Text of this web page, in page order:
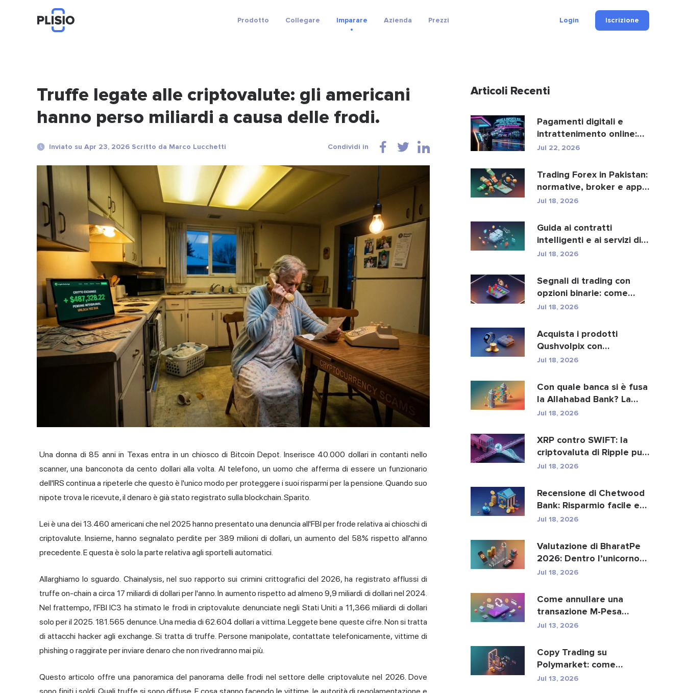
Prodotto Collegare Imparare Azienda Prezzi Login Iscrizione
Truffe legate alle criptovalute: gli americani
hanno perso miliardi a causa delle frodi.
Inviato su Apr 23, 2026 Scritto da Marco Lucchetti Condividi in
Una donna di 85 anni in Texas entra in un chiosco di Bitcoin Depot. Inserisce 40.000 dollari in contanti nello
scanner, una banconota da cento dollari alla volta. Al telefono, un uomo che afferma di essere un funzionario
dell'IRS continua a ripeterle che questo è l'unico modo per proteggere i suoi risparmi per la pensione. Quando suo
nipote trova le ricevute, il denaro è già stato registrato sulla blockchain. Sparito.
Lei è una dei 13.460 americani che nel 2025 hanno presentato una denuncia all'FBI per frode relativa ai chioschi di
criptovalute. Insieme, hanno segnalato perdite per 389 milioni di dollari, un aumento del 58% rispetto all'anno
precedente. E questa è solo la parte relativa agli sportelli automatici.
Allarghiamo lo sguardo. Chainalysis, nel suo rapporto sui crimini crittografici del 2026, ha registrato afflussi di
truffe on-chain a circa 17 miliardi di dollari per l'anno. In aumento rispetto ad almeno 9,9 miliardi di dollari nel 2024.
Nel frattempo, l'FBI IC3 ha stimato le frodi in criptovalute denunciate negli Stati Uniti a 11,366 miliardi di dollari
solo per il 2025. 181.565 denunce. Una media di 62.604 dollari a vittima. Leggete bene queste cifre. Non si tratta
di attacchi hacker agli exchange. Si tratta di truffe. Persone manipolate, contattate telefonicamente, vittime di
phishing o raggirate per inviare denaro che non rivedranno mai più.
Questo articolo offre una panoramica del panorama delle frodi nel settore delle criptovalute nel 2026. Dove
Articoli Recenti
Pagamenti digitali e
intrattenimento online:
ecco come crypto e fi...
Jul 22, 2026
Trading Forex in Pakistan:
normative, broker e app
di trading.
Jul 18, 2026
Guida ai contratti
intelligenti e ai servizi di
sviluppo di contra...
Jul 18, 2026
Segnali di trading con
opzioni binarie: come
funzionano e i rischi
Jul 18, 2026
Acquista i prodotti
Qushvolpix con
criptovalute: Bitcoin,
Jul 18, 2026
Con quale banca si è fusa
la Allahabad Bank? La
storia completa d...
Jul 18, 2026
XRP contro SWIFT: la
criptovaluta di Ripple può
sostituire i paga...
Jul 18, 2026
Recensione di Chetwood
Bank: Risparmio facile e
servizi bancari si...
Jul 18, 2026
Valutazione di BharatPe
2026: Dentro l’unicorno
fintech da 2,85 ...
Jul 18, 2026
Come annullare una
transazione M-Pesa
inviata per errore
Jul 13, 2026
Copy Trading su
Polymarket: come
replicare in sicurezza i
Jul 13, 2026